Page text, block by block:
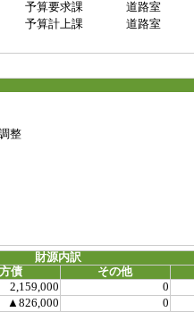
予算要求課
道路室
予算計上課
道路室
整
財源内訳
債 その他
2,159,000 0
▲826,000 0